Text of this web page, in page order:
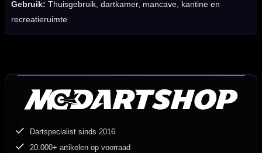
Gebruik: Thuisgebruik, dartkamer, mancave, kantine en
recreatieruimte
Dartspecialist sinds 2016
20.000+ artikelen op voorraad